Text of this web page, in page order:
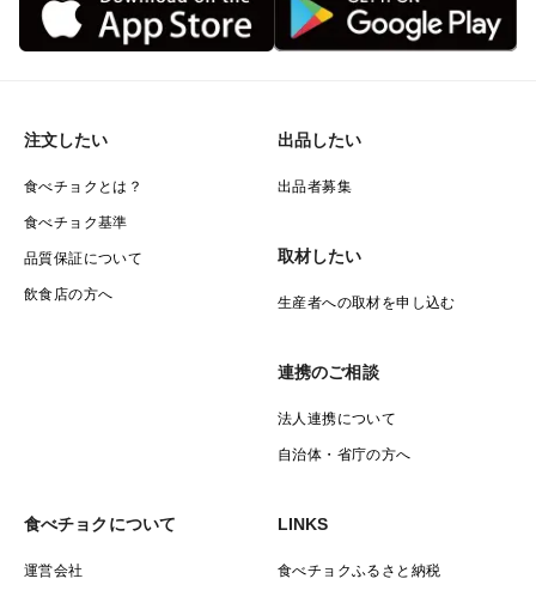
注文したい
食べチョクとは？
食べチョク基準
品質保証について
飲食店の方へ
出品したい
出品者募集
取材したい
生産者への取材を申し込む
連携のご相談
法人連携について
自治体・省庁の方へ
食べチョクについて
運営会社
LINKS
食べチョクふるさと納税